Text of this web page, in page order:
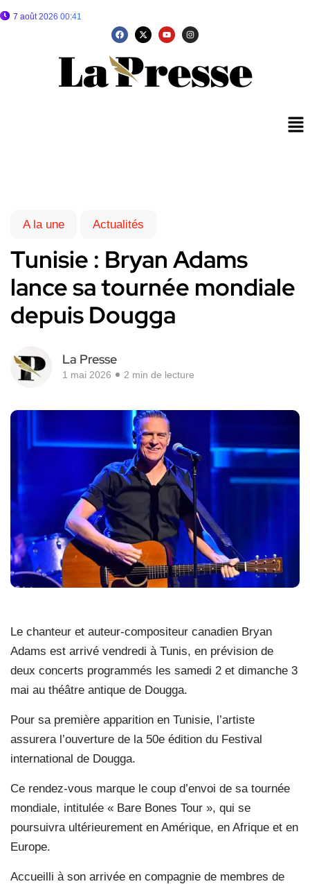
7 août 2026 00:41
A la une Actualités
Tunisie : Bryan Adams
lance sa tournée mondiale
depuis Dougga
La Presse
1 mai 2026 2 min de lecture
Le chanteur et auteur-compositeur canadien Bryan
Adams est arrivé vendredi à Tunis, en prévision de
deux concerts programmés les samedi 2 et dimanche 3
mai au théâtre antique de Dougga.
Pour sa première apparition en Tunisie, l’artiste
assurera l’ouverture de la 50e édition du Festival
international de Dougga.
Ce rendez-vous marque le coup d’envoi de sa tournée
mondiale, intitulée « Bare Bones Tour », qui se
poursuivra ultérieurement en Amérique, en Afrique et en
Europe.
Accueilli à son arrivée en compagnie de membres de